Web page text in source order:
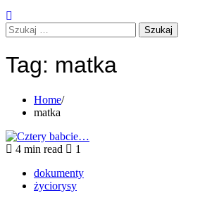
Szukaj:
Tag: matka
Home
matka
4 min read
1
dokumenty
życiorysy